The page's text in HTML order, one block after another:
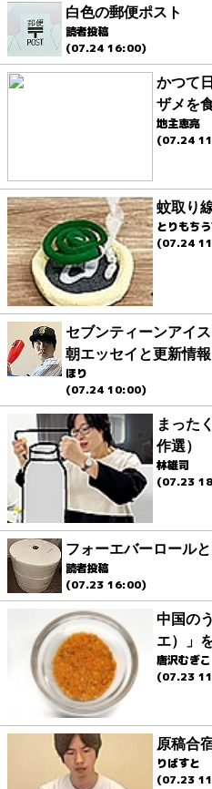
白色の郵便ポスト
読者投稿
(07.24 16:00)
かつて
ザメを
地主恵亮
(07.24
蚊取り
とりもち
(07.24
セブンティーンアイ
朝エッセイと更新情報
ほり
(07.24 10:00)
まった
作選）
林雄司
(07.23
フォーエバーロール
読者投稿
(07.23 16:00)
中国の
エ）」
唐沢むぎこ
(07.23
原稿合
りばすと
(07.23